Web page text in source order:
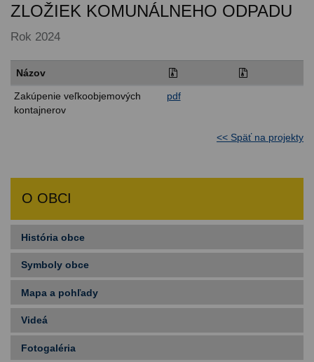
ZLOŽIEK KOMUNÁLNEHO ODPADU
Rok 2024
Názov
Zakúpenie veľkoobjemových
kontajnerov
pdf
<< Späť na projekty
O OBCI
História obce
Symboly obce
Mapa a pohľady
Videá
Fotogaléria